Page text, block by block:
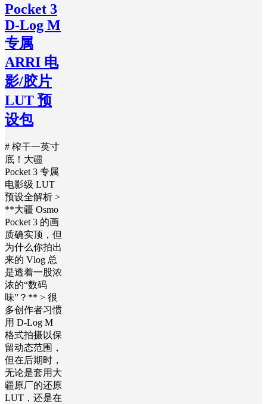
Pocket 3
D-Log M
专属
ARRI 电
影/胶片
LUT 预
设包
# 榨干一英寸
底！大疆
Pocket 3 专属
电影级 LUT
预设全解析 >
**大疆 Osmo
Pocket 3 的画
质确实顶，但
为什么你拍出
来的 Vlog 总
是透着一股浓
浓的“数码
味”？** > 很
多创作者习惯
用 D-Log M
格式拍摄以保
留动态范围，
但在后期时，
无论是套用大
疆原厂的还原
LUT，还是在